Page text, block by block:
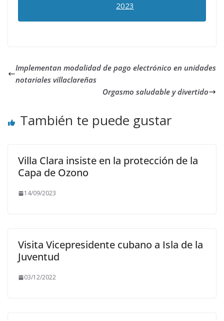
2023
Implementan modalidad de pago electrónico en unidades
notariales villaclareñas
Orgasmo saludable y divertido
También te puede gustar
Villa Clara insiste en la protección de la
Capa de Ozono
14/09/2023
Visita Vicepresidente cubano a Isla de la
Juventud
03/12/2022